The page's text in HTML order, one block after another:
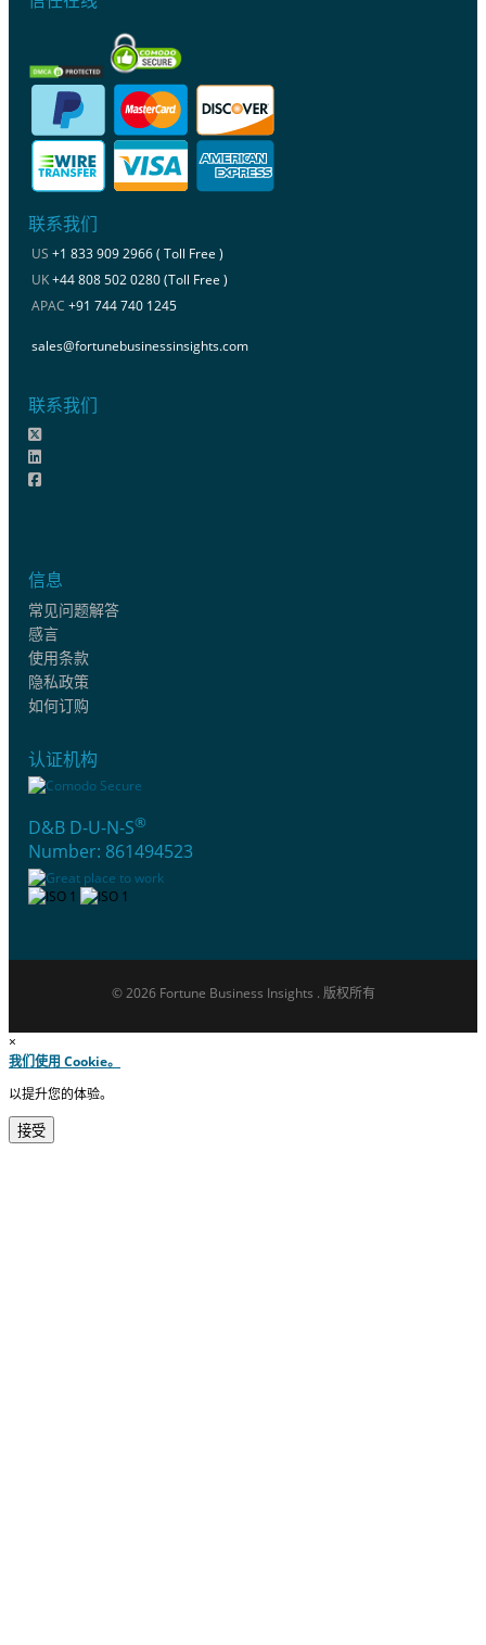
联系我们
US +1 833 909 2966 ( Toll Free )
UK+44 808 502 0280 (Toll Free )
APAC +91 744 740 1245
sales@fortunebusinessinsights.com
联系我们
信息
常见问题解答
感言
使用条款
隐私政策
如何订购
认证机构
D&B D-U-N-S®
Number: 861494523
© 2026 Fortune Business Insights . 版权所有
×
我们使用 Cookie。
以提升您的体验。
接受